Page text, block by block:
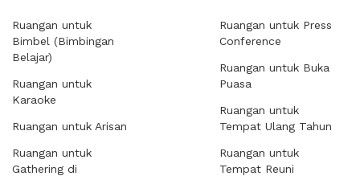
Ruangan untuk
Bimbel (Bimbingan
Belajar)
Ruangan untuk
Karaoke
Ruangan untuk Arisan
Ruangan untuk
Gathering di
Ruangan untuk Press
Conference
Ruangan untuk Buka
Puasa
Ruangan untuk
Tempat Ulang Tahun
Ruangan untuk
Tempat Reuni